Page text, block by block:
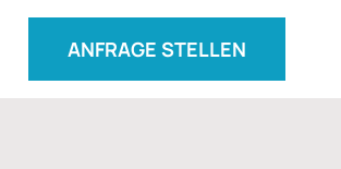
ANFRAGE STELLEN